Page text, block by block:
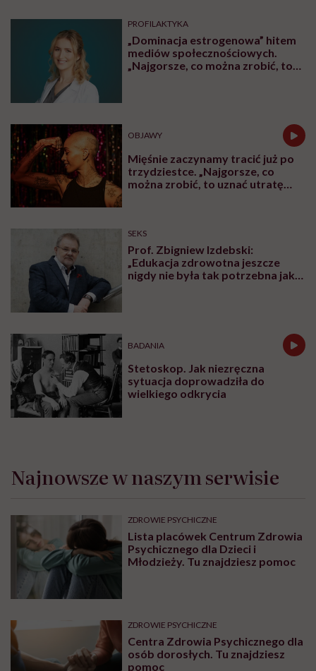
PROFILAKTYKA
„Dominacja estrogenowa” hitem
mediów społecznościowych.
„Najgorsze, co można zrobić, to
OBJAWY
Mięśnie zaczynamy tracić już po
trzydziestce. „Najgorsze, co
można zrobić, to uznać utratę
SEKS
Prof. Zbigniew Izdebski:
„Edukacja zdrowotna jeszcze
nigdy nie była tak potrzebna jak
BADANIA
Stetoskop. Jak niezręczna
sytuacja doprowadziła do
wielkiego odkrycia
Najnowsze w naszym serwisie
ZDROWIE PSYCHICZNE
Lista placówek Centrum Zdrowia
Psychicznego dla Dzieci i
Młodzieży. Tu znajdziesz pomoc
ZDROWIE PSYCHICZNE
Centra Zdrowia Psychicznego dla
osób dorosłych. Tu znajdziesz
pomoc